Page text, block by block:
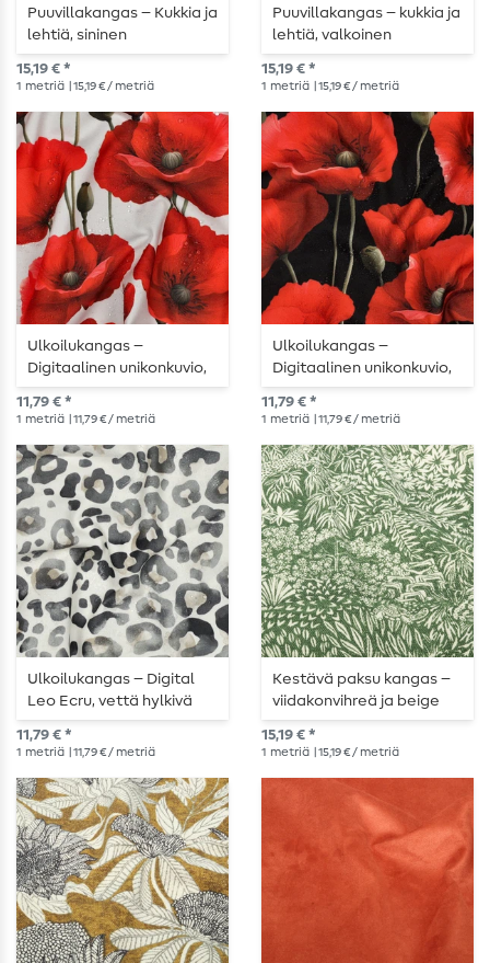
Puuvillakangas – Kukkia ja
lehtiä, sininen
15,19 € *
1 metriä | 15,19 € / metriä
Puuvillakangas – kukkia ja
lehtiä, valkoinen
15,19 € *
1 metriä | 15,19 € / metriä
Ulkoilukangas –
Digitaalinen unikonkuvio,
valkoinen, vettä hylkivä
11,79 € *
1 metriä | 11,79 € / metriä
Ulkoilukangas –
Digitaalinen unikonkuvio,
musta, vettä hylkivä
11,79 € *
1 metriä | 11,79 € / metriä
Ulkoilukangas – Digital
Leo Ecru, vettä hylkivä
11,79 € *
1 metriä | 11,79 € / metriä
Kestävä paksu kangas –
viidakonvihreä ja beige
15,19 € *
1 metriä | 15,19 € / metriä